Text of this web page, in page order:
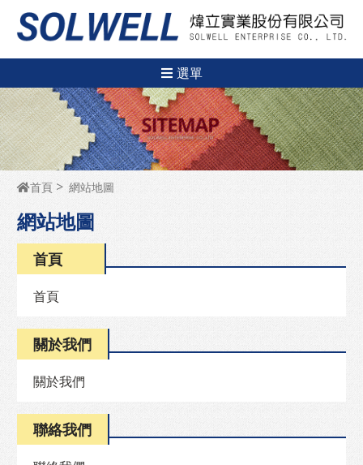
選單
首頁 網站地圖
網站地圖
首頁
首頁
關於我們
關於我們
聯絡我們